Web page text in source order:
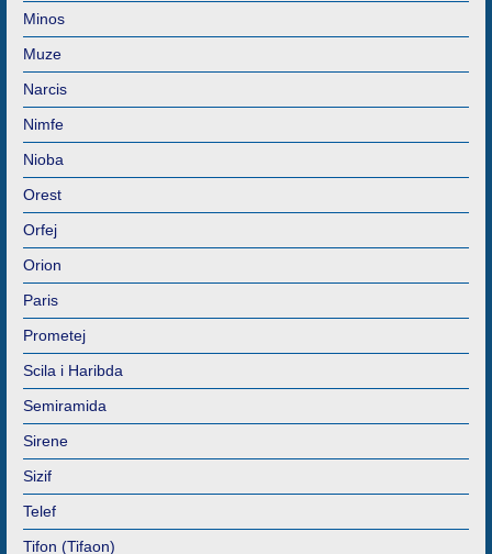
Minos
Muze
Narcis
Nimfe
Nioba
Orest
Orfej
Orion
Paris
Prometej
Scila i Haribda
Semiramida
Sirene
Sizif
Telef
Tifon (Tifaon)